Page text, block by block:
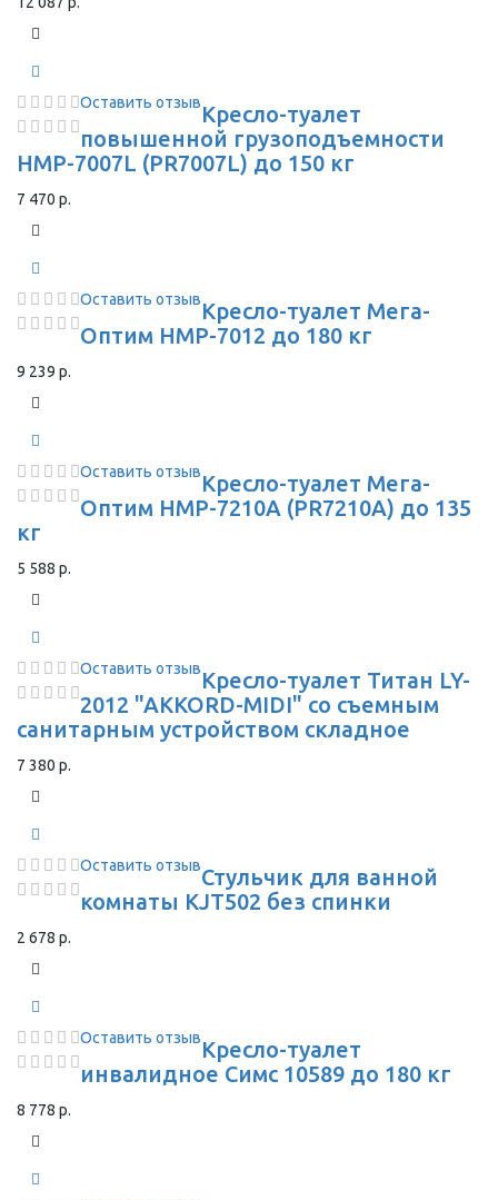
Оставить отзывКресло-туалет
повышенной грузоподъемности
HMP-7007L (PR7007L) до 150 кг
7 470 р.
Оставить отзывКресло-туалет Мега-
Оптим HMP-7012 до 180 кг
9 239 р.
Оставить отзывКресло-туалет Мега-
Оптим HMP-7210A (PR7210A) до 135
кг
5 588 р.
Оставить отзывКресло-туалет Титан LY-
2012 "AKKORD-MIDI" со съемным
санитарным устройством складное
7 380 р.
Оставить отзывСтульчик для ванной
комнаты KJT502 без спинки
2 678 р.
Оставить отзывКресло-туалет
инвалидное Симс 10589 до 180 кг
8 778 р.